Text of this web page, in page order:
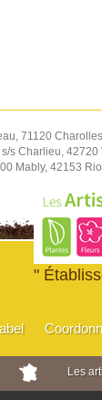
71120
s Charlieu,
Mably, 42153
"
Les